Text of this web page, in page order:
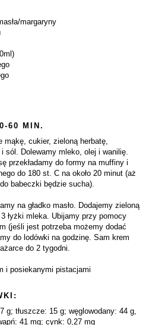
margaryny
60 MIN.
mąkę, cukier, zieloną herbatę,
sól. Dolewamy mleko, olej i wanilię.
przekładamy do formy na muffiny i
do 180 st. C na około 20 minut (aż
babeczki będzie sucha).
na gładko masło. Dodajemy zieloną
łyżki mleka. Ubijamy przy pomocy
(jeśli jest potrzeba możemy dodać
do lodówki na godzinę. Sam krem
do 2 tygodni.
i posiekanymi pistacjami
g; tłuszcze: 15 g; węglowodany: 44 g,
41 mg; cynk: 0,27 mg